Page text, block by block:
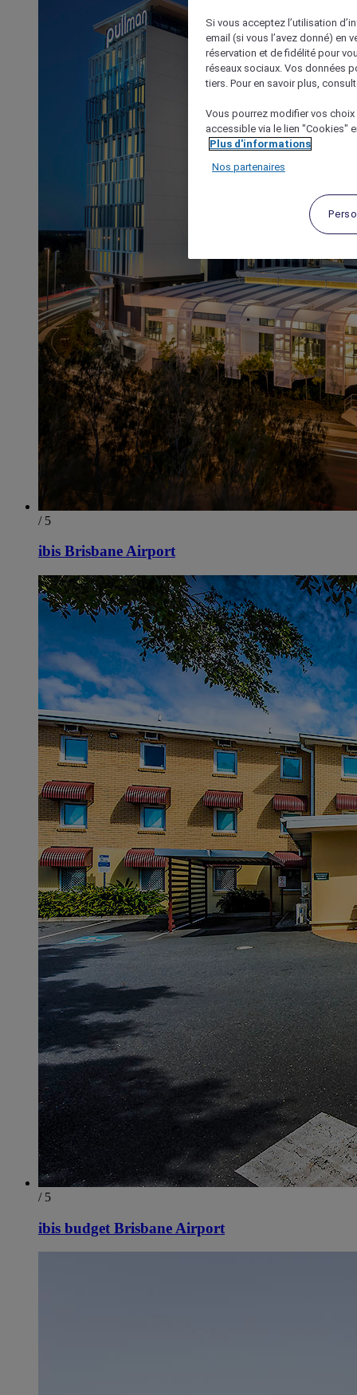
/ 5
ibis Brisbane Airport
/ 5
ibis budget Brisbane Airport
Si vous acceptez l’utilisation
email (si vous l’avez donné) en
réservation et de fidélité pour
réseaux sociaux. Vos données
tiers. Pour en savoir plus,
Vous pourrez modifier vos
accessible via le lien "Cookies"
Plus d'informations
Nos partenaires